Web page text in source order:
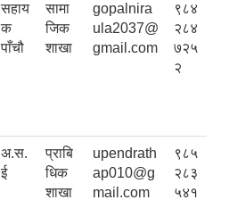
सहाय
क
पाँचौ
सामा
जिक
शाखा
gopalnira
ula2037@
gmail.com
९८४
२८४
७२५
२
अ.स.
ई
प्राबि
धिक
शाखा
upendrath
ap010@g
mail.com
९८५
२८३
५४१